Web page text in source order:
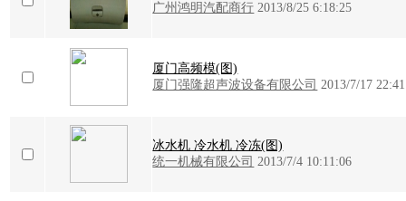
广州鸿明汽配商行 2013/8/25 6:18:25
厦门高频模(图)
厦门强隆超声波设备有限公司 2013/7/17
冰水机 冷水机 冷冻(图)
统一机械有限公司
2013/7/4 10:11:06